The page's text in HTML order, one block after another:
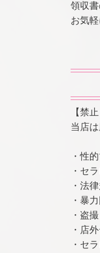
領収
お気
【禁
当店
・性
・セ
・法
・暴
・盗
・店
・セ